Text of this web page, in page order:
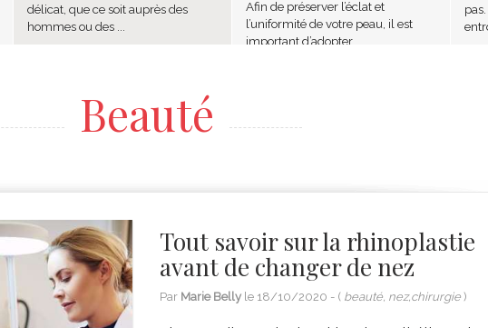
délicat, que ce soit auprès des
hommes ou des ...
Afin de préserver l’éclat et
l’uniformité de votre peau, il est
important d’adopter ...
Beauté
Tout savoir sur la rhinoplastie
avant de changer de nez
Par Marie Belly le 18/10/2020 - ( beauté, nez,chirurgie )